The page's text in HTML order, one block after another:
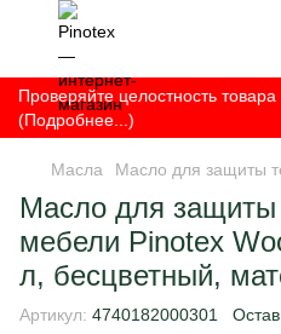
Проверяйте целостность
(Подробнее...)
Масла Масло для защиты
Масло для защиты
мебели Pinotex
л, бесцветный,
Артикул: 4740182000301